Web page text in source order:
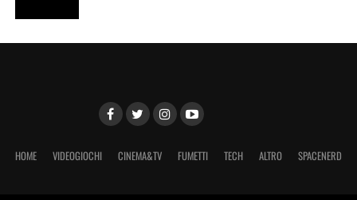
HOME VIDEOGIOCHI CINEMA&TV FUMETTI TECH ALTRO SPACENERD